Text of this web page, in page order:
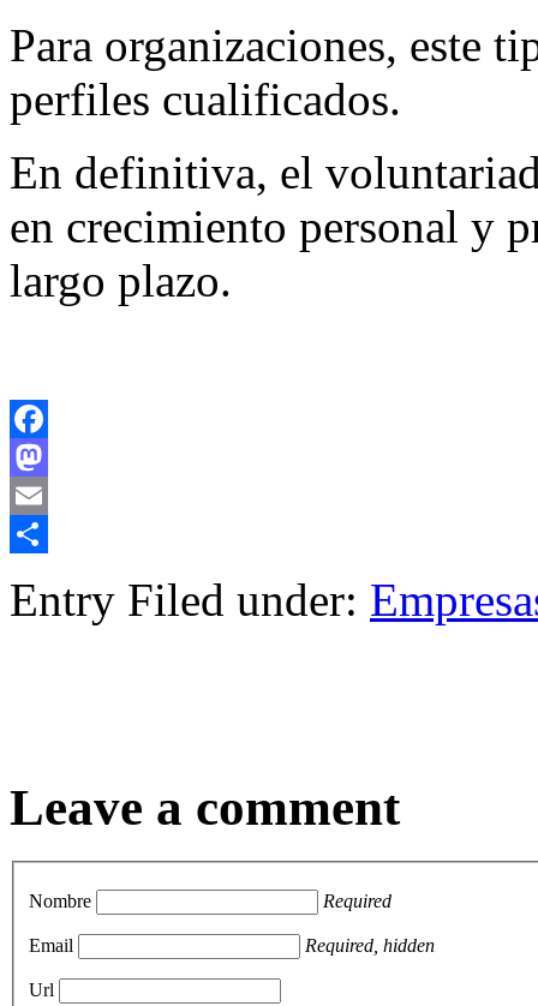
Para organizaciones, este
perfiles cualificados.
En definitiva, el
en crecimiento personal y
largo plazo.
Facebook
Mastodon
Email
Entry Filed under:
Leave a comment
Nombre Required
Email Required, hidden
Url